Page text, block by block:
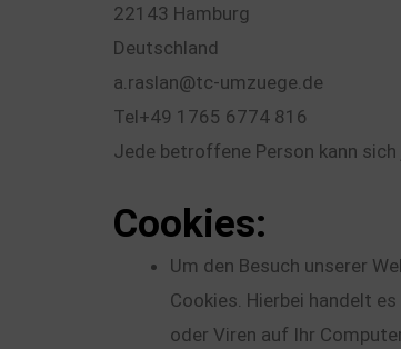
22143 Hamburg
Deutschland
a.raslan@tc-umzuege.de
Tel+49 1765 6774 816
Jede betroffene Person kann
Cookies:
Um den Besuch unserer
Cookies. Hierbei handelt
oder Viren auf Ihr